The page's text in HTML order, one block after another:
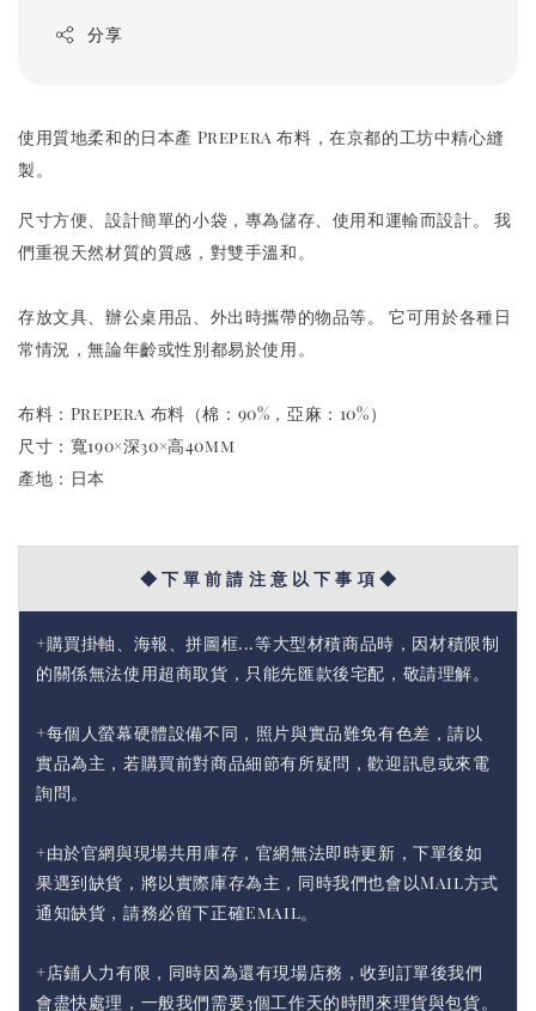
分享
使用質地柔和的日本產 Prepera 布料，在京都的工坊中精心縫
製。
尺寸方便、設計簡單的小袋，專為儲存、使用和運輸而設計。 我
們重視天然材質的質感，對雙手溫和。
存放文具、辦公桌用品、 外出時攜帶的物品等。 它可用於各種日
常情況，無論年齡或性別都易於使用。
布料：Prepera 布料（棉：90%，亞麻：10%）
尺寸：寬190×深30×高40mm
產地：日本
◆ 下 單 前 請 注 意 以 下 事 項 ◆
+購買掛軸、海報、拼圖框...等大型材積商品時，因材積限制
的關係無法使用超商取貨，只能先匯款後宅配，敬請理解。
+每個人螢幕硬體設備不同，照片與實品難免有色差，請以
實品為主，若購買前對商品細節有所疑問，歡迎訊息或來電
詢問。
+由於官網與現場共用庫存，官網無法即時更新，下單後如
果遇到缺貨，將以實際庫存為主，同時我們也會以Mail方式
通知缺貨，請務必留下正確Email。
+店鋪人力有限，同時因為還有現場店務，收到訂單後我們
會盡快處理，一般我們需要3個工作天的時間來理貨與包貨。